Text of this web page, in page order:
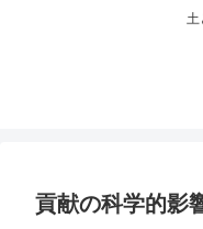
土
貢献の科学的影